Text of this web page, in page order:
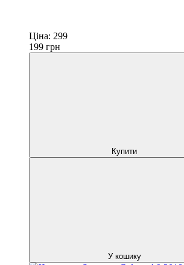
Ціна: 299
199 грн
Купити
У кошику